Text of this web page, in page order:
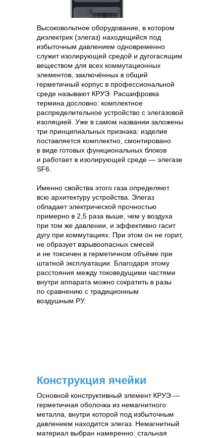
Высоковольтное оборудование, в котором
диэлектрик (элегаз) находящийся под
избыточным давлением одновременно
служит изолирующей средой и дугогасящим
веществом для всех коммутационных
элементов, заключённых в общий
герметичный корпус в профессиональной
среде называют КРУЭ. Расшифровка
термина дословно: комплектное
распределительное устройство с элегазовой
изоляцией. Уже в самом названии заложены
три принципиальных признака: изделие
поставляется комплектно, смонтировано
в виде готовых функциональных блоков
и работает в изолирующей среде — элегазе
SF6.
Именно свойства этого газа определяют
всю архитектуру устройства. Элегаз
обладает электрической прочностью
примерно в 2,5 раза выше, чем у воздуха
при том же давлении, и эффективно гасит
дугу при коммутациях. При этом он не горит,
не образует взрывоопасных смесей
и не токсичен в герметичном объёме при
штатной эксплуатации. Благодаря этому
расстояния между токоведущими частями
внутри аппарата можно сократить в разы
по сравнению с традиционным
воздушным РУ.
Конструкция ячейки
Основной конструктивный элемент КРУЭ —
герметичная оболочка из немагнитного
металла, внутри которой под избыточным
давлением находится элегаз. Немагнитный
материал выбран намеренно: стальная